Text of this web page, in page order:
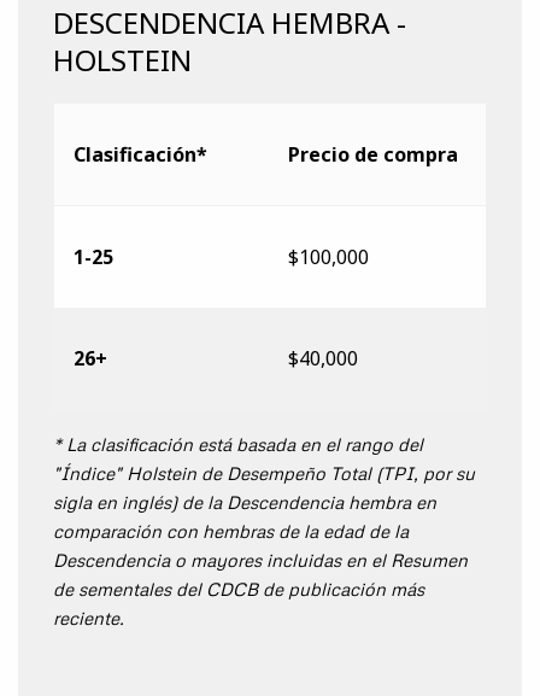
DESCENDENCIA HEMBRA -
HOLSTEIN
Clasificación* Precio de compra
1-25 $100,000
26+ $40,000
* La clasificación está basada en el rango del
"Índice" Holstein de Desempeño Total (TPI, por su
sigla en inglés) de la Descendencia hembra en
comparación con hembras de la edad de la
Descendencia o mayores incluidas en el Resumen
de sementales del CDCB de publicación más
reciente.